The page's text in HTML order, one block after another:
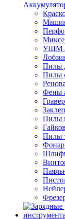
УШМ
Пилы
Пилы
Фены
Пилы
Пилы